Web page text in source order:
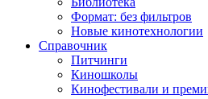
Формат: без фильтров
Новые кинотехнологии
Справочник
Питчинги
Киношколы
Кинофестивали и